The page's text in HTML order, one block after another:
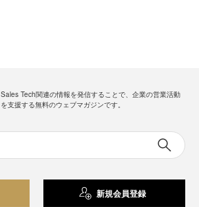
Sales Tech関連の情報を発信することで、企業の営業活動
を支援する無料のウェブマガジンです。
新規会員登録